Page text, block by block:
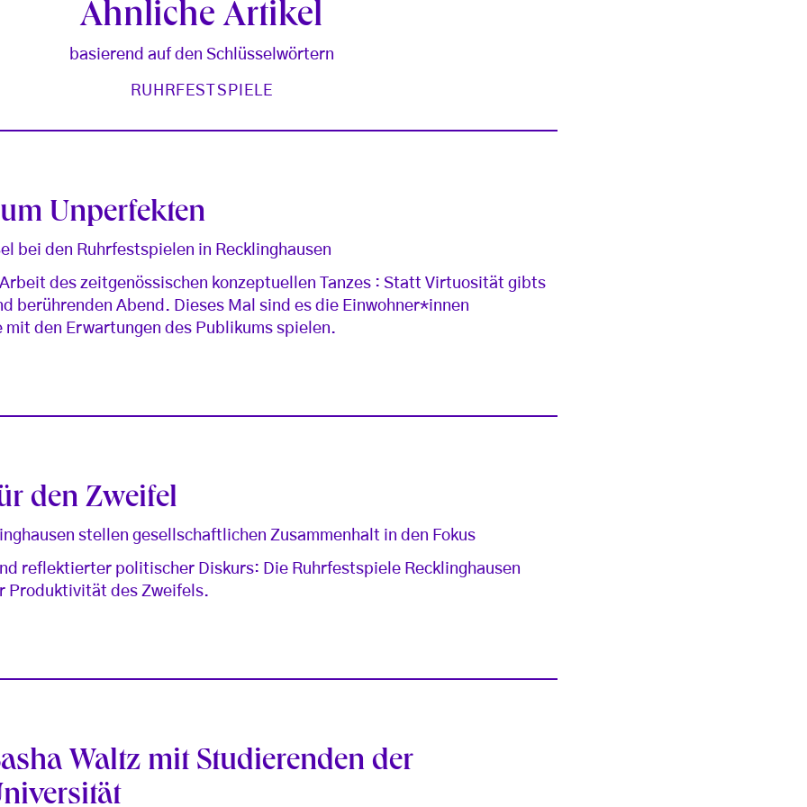
Ähnliche Artikel
basierend auf den Schlüsselwörtern
RUHRFESTSPIELE
Unperfekten
bei den Ruhrfestspielen in Recklinghausen
des zeitgenössischen konzeptuellen Tanzes : Statt Virtuosität gibts
berührenden Abend. Dieses Mal sind es die Einwohner*innen
mit den Erwartungen des Publikums spielen.
den Zweifel
stellen gesellschaftlichen Zusammenhalt in den Fokus
reflektierter politischer Diskurs: Die Ruhrfestspiele Recklinghausen
Produktivität des Zweifels.
Waltz mit Studierenden der